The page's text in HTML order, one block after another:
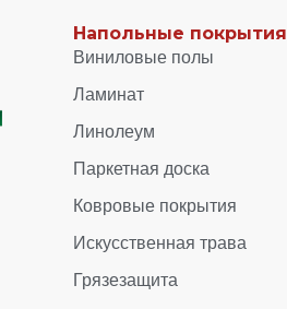
Напольные покрытия
Виниловые полы
Ламинат
Линолеум
Паркетная доска
Ковровые покрытия
Искусственная трава
Грязезащита